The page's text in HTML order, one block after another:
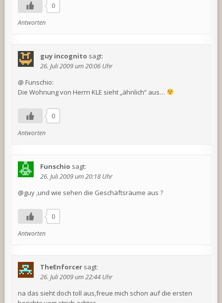
0
Antworten
guy incognito sagt:
26. Juli 2009 um 20:06 Uhr
@ Funschio:
Die Wohnung von Herrn KLE sieht „ähnlich“ aus…
0
Antworten
Funschio sagt:
26. Juli 2009 um 20:18 Uhr
@guy ,und wie sehen die Geschäftsräume aus ?
0
Antworten
TheEnforcer sagt:
26. Juli 2009 um 22:44 Uhr
na das sieht doch toll aus,freue mich schon auf die ersten